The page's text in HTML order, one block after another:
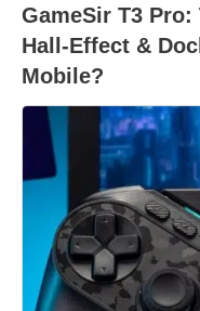
GameSir T3
Hall-Effect &
Mobile?